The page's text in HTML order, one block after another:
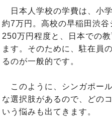
日本人学校の学費は、小
約7万円。高校の早稲田渋
250万円程度と、日本での
ます。そのために、駐在員
るのが一般的です。
このように、シンガポー
な選択肢があるので、どの
いう悩みも出てきます。